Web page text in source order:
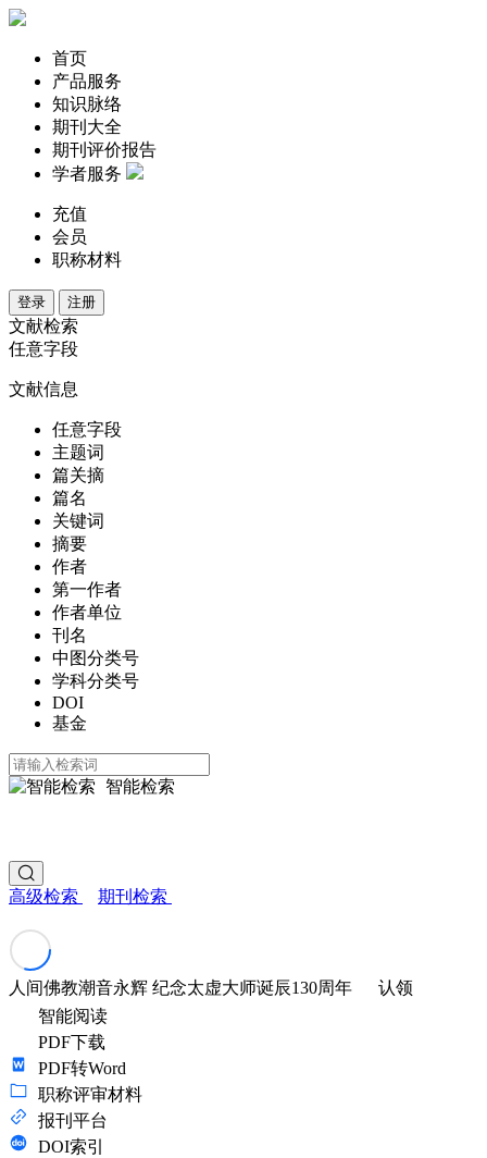
首页
产品服务
知识脉络
期刊大全
期刊评价报告
学者服务
充值
会员
职称材料
登录 注册
文献检索
任意字段
文献信息
任意字段
主题词
篇关摘
篇名
关键词
摘要
作者
第一作者
作者单位
刊名
中图分类号
学科分类号
DOI
基金
智能检索
高级检索 期刊检索
人间佛教潮音永辉 纪念太虚大师诞辰130周年
认领
智能阅读
PDF下载
PDF转Word
职称评审材料
报刊平台
DOI索引